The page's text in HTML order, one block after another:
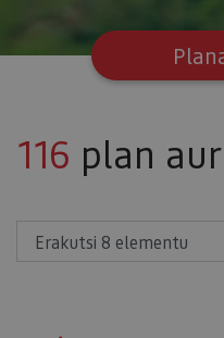
116 plan